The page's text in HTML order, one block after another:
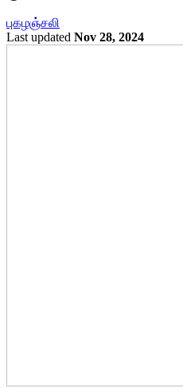
புகழஞ்சலி
Last updated Nov 28, 2024